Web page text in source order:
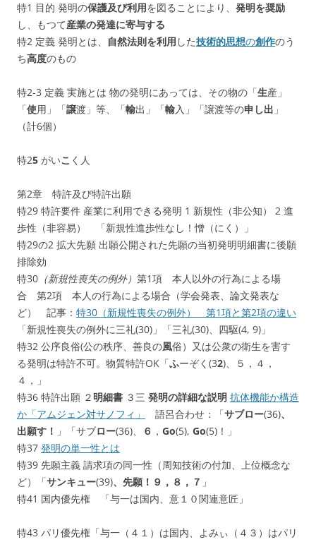
特1 目的 発明の保護及び利用を図ることにより、 発明を奨励
し、もつて産業の発達に寄与する
特2 定義 発明とは、
自然法則を利用 した技術的思想の創作のう
ち高度のもの
特2-3 定義 実施とは 物の発明にあっては、その物の「生産」
「使用」「譲渡」等、「輸出」「輸入」「譲渡等の申し出 」
（計6個）
特25 がいこ く人
第2章 特許及び特許出願
特29 特許要件 産業に利用できる発明 1 新規性（非公知） 2 進
歩性（非容易）
「新規性進歩性なし！憎（にく）」
特29の2 拡大先願 出願公開された先願の当初発明明細書に後願
排除効
特30 （新規性喪失の例外） 第1項 本人以外の行為による場
合 第2項 本人の行為による場合（学会発表、論文発表な
ど） 記事： 特30（新規性喪失の例外） 第1項と第2項の違い
「新規性喪失の例外に三礼(30)」「三礼(30)、四駆(4, 9)」
特32 公序良俗(公の秩序、善良の風俗）又は公衆の衛生を害す
る発明は特許不可。物質特許OK「ふーぞく(32)、５，４，
４，」
特36 特許出願 ２ 明細書 ３三 発明の詳細な説明 抗体機能か構造
か「アムジェン対サノフィ」
語呂合わせ：「サブロー(36)、
出願す！ 」「サブロー(36)、 ６ ， Go(5), Go(5)！」
特37 発明の単一性とは
特39 先願主義 請求項の同一性（周知技術の付加、上位概念な
ど）「サンキュー(39)、先願！９，８，７ 」
特41 国内優先権 「与一は国内、意１０関連意匠」
特43 パリ優先権「与一（４１）は国内、よみぃ（４３）はパリ